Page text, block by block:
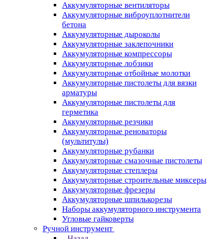
Аккумуляторные вентиляторы
Аккумуляторные виброуплотнители
бетона
Аккумуляторные дыроколы
Аккумуляторные заклепочники
Аккумуляторные компрессоры
Аккумуляторные лобзики
Аккумуляторные отбойные молотки
Аккумуляторные пистолеты для вязки
арматуры
Аккумуляторные пистолеты для
герметика
Аккумуляторные резчики
Аккумуляторные реноваторы
(мультитулы)
Аккумуляторные рубанки
Аккумуляторные смазочные пистолеты
Аккумуляторные степлеры
Аккумуляторные строительные миксеры
Аккумуляторные фрезеры
Аккумуляторные шпилькорезы
Наборы аккумуляторного инструмента
Угловые гайковерты
Ручной инструмент